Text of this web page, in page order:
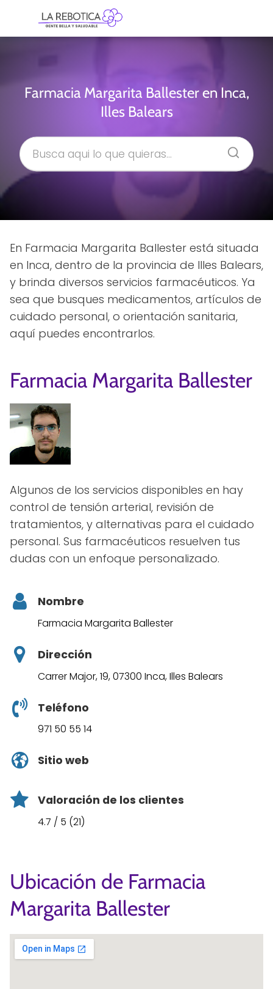
Farmacia Margarita Ballester en Inca,
Illes Balears
En Farmacia Margarita Ballester está situada
en Inca, dentro de la provincia de Illes Balears,
y brinda diversos servicios farmacéuticos. Ya
sea que busques medicamentos, artículos de
cuidado personal, o orientación sanitaria,
aquí puedes encontrarlos.
Farmacia Margarita Ballester
Algunos de los servicios disponibles en hay
control de tensión arterial, revisión de
tratamientos, y alternativas para el cuidado
personal. Sus farmacéuticos resuelven tus
dudas con un enfoque personalizado.
Nombre
Farmacia Margarita Ballester
Dirección
Carrer Major, 19, 07300 Inca, Illes Balears
Teléfono
971 50 55 14
Sitio web
Valoración de los clientes
4.7 / 5 (21)
Ubicación de Farmacia
Margarita Ballester